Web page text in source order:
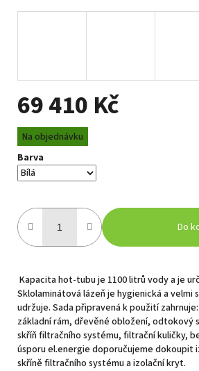
69 410 Kč
Měrná
cena:
Na objednávku
Barva
Do
Kapacita hot-tubu je 1100 litrů vody a je
Sklolaminátová lázeň je hygienická a velmi
udržuje. Sada připravená k použití
základní rám, dřevěné obložení, odtokový
skříň filtračního systému, filtrační kuličky,
úsporu el.energie doporučujeme dokoupit
skříně filtračního systému a izolační kryt.